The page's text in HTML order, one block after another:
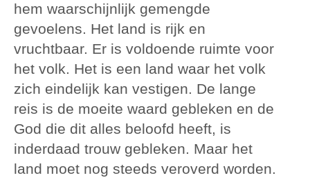
hem waarschijnlijk gemengde
gevoelens. Het land is rijk en
vruchtbaar. Er is voldoende ruimte voor
het volk. Het is een land waar het volk
zich eindelijk kan vestigen. De lange
reis is de moeite waard gebleken en de
God die dit alles beloofd heeft, is
inderdaad trouw gebleken. Maar het
land moet nog steeds veroverd worden.